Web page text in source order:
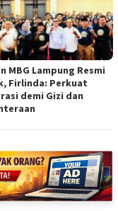
MBG Lampung Resmi
Firlinda: Perkuat
demi Gizi dan